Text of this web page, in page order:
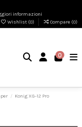
informazioni
Wishlist (0) Compare (0)
0
Konig XG-12 Pro